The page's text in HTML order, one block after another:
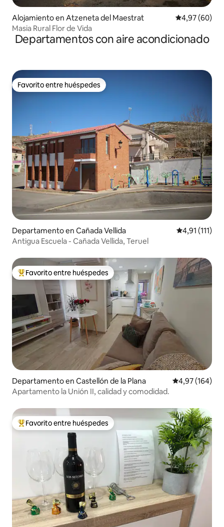
Alojamiento en Atzeneta del Maestrat Calificación
4,97 (60)
Masia Rural Flor de Vida
Departamentos con aire acondicionado
Favorito entre huéspedes
Favorito entre huéspedes
Departamento en Cañada Vellida Calificación
4,91 (111)
Antigua Escuela - Cañada Vellida, Teruel
Favorito entre los huéspedes más destacados
Favorito entre huéspedes
Departamento en Castellón de la Plana Calificación
4,97 (164)
Apartamento la Unión II, calidad y comodidad.
Favorito entre los huéspedes más destacados
Favorito entre huéspedes